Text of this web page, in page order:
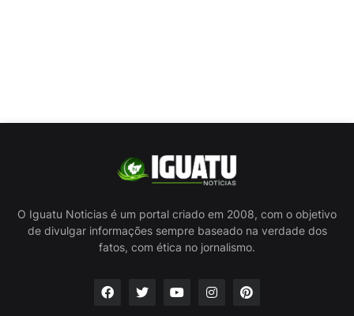
O Iguatu Noticias é um portal criado em 2008, com o objetivo
de divulgar informações sempre baseado na verdade dos
fatos, com ética no jornalismo.